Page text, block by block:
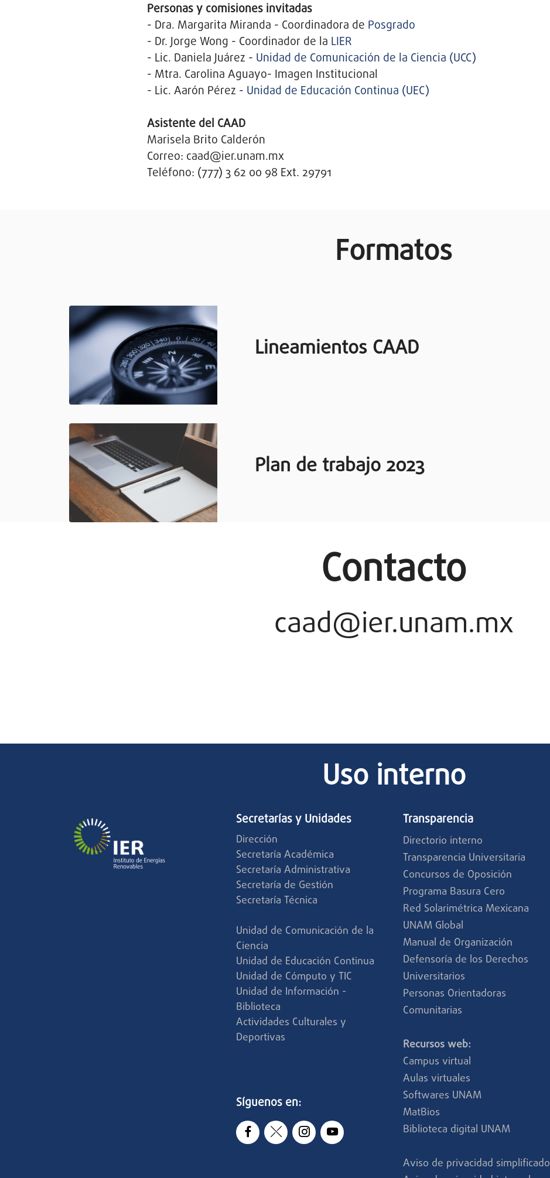
Personas y comisiones invitadas
- Dra. Margarita Miranda - Coordinadora de Posgrado
- Dr. Jorge Wong - Coordinador de la LIER
- Lic. Daniela Juárez - Unidad de Comunicación de la Ciencia (UCC)
- Mtra. Carolina Aguayo- Imagen Institucional
- Lic. Aarón Pérez - Unidad de Educación Continua (UEC)
Asistente del CAAD
Marisela Brito Calderón
Correo: caad@ier.unam.mx
Teléfono: (777) 3 62 00 98 Ext. 29791
Formatos
Lineamientos CAAD
Plan de trabajo 2023
Contacto
caad@ier.unam.mx
Uso interno
Secretarías y Unidades
Dirección
Secretaría Académica
Secretaría Administrativa
Secretaría de Gestión
Secretaría Técnica
Unidad de Comunicación de la
Ciencia
Unidad de Educación Continua
Unidad de Cómputo y TIC
Unidad de Información -
Biblioteca
Actividades Culturales y
Deportivas
Síguenos en:
Transparencia
Directorio interno
Transparencia Universitaria
Concursos de Oposición
Programa Basura Cero
Red Solarimétrica Mexicana
UNAM Global
Manual de Organización
Defensoría de los Derechos
Universitarios
Personas Orientadoras
Comunitarias
Recursos web:
Campus virtual
Aulas virtuales
Softwares UNAM
MatBios
Biblioteca digital UNAM
Aviso de privacidad simplificado